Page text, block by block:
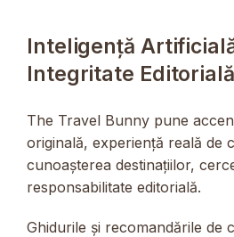
Inteligență
Integritate Editorială
The Travel Bunny pune
originală, experiență reală de
cunoașterea destinațiilor,
responsabilitate editorială.
Ghidurile și recomandările de